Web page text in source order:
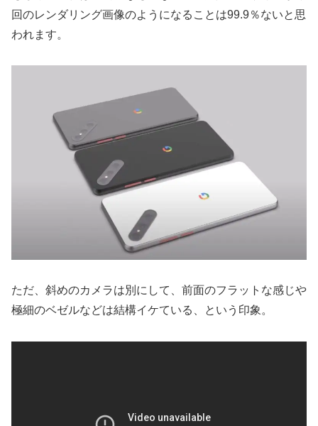
回のレンダリング画像のようになることは99.9％ないと思
われます。
ただ、斜めのカメラは別にして、前面のフラットな感じや
極細のベゼルなどは結構イケている、という印象。